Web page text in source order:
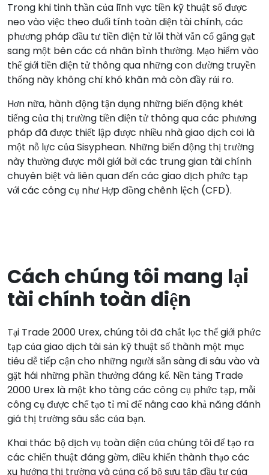
Trong khi tinh thần của lĩnh vực tiền kỹ thuật số được
neo vào việc theo đuổi tính toàn diện tài chính, các
phương pháp đầu tư tiền điện tử lỗi thời vẫn cố gắng gạt
sang một bên các cá nhân bình thường. Mạo hiểm vào
thế giới tiền điện tử thông qua những con đường truyền
thống này không chỉ khó khăn mà còn đầy rủi ro.
Hơn nữa, hành động tận dụng những biến động khét
tiếng của thị trường tiền điện tử thông qua các phương
pháp đã được thiết lập được nhiều nhà giao dịch coi là
một nỗ lực của Sisyphean. Những biến động thị trường
này thường được môi giới bởi các trung gian tài chính
chuyên biệt và liên quan đến các giao dịch phức tạp
với các công cụ như Hợp đồng chênh lệch (CFD).
Cách chúng tôi mang lại
tài chính toàn diện
Tại Trade 2000 Urex, chúng tôi đã chắt lọc thế giới phức
tạp của giao dịch tài sản kỹ thuật số thành một mục
tiêu dễ tiếp cận cho những người sẵn sàng đi sâu vào và
gặt hái những phần thưởng đáng kể. Nền tảng Trade
2000 Urex là một kho tàng các công cụ phức tạp, mỗi
công cụ được chế tạo tỉ mỉ để nâng cao khả năng đánh
giá thị trường sâu sắc của bạn.
Khai thác bộ dịch vụ toàn diện của chúng tôi để tạo ra
các chiến thuật đáng gờm, điều khiển thành thạo các
xu hướng thị trường và củng cố bộ sưu tập đầu tư của